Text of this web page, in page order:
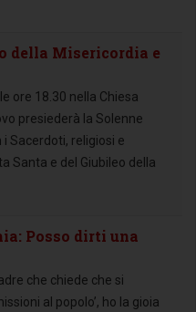
della Misericordia e
ore 18.30 nella Chiesa
presiederà la Solenne
Sacerdoti, religiosi e
Santa e del Giubileo della
Posso dirti una
che chiede che si
al popolo’, ho la gioia